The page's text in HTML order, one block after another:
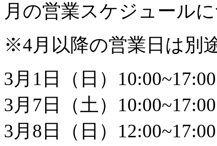
月の営業スケジュール
※4月以降の営業日は別
3月1日（日）10:00~17:00
3月7日（土）10:00~17:00
3月8日（日）12:00~17:00